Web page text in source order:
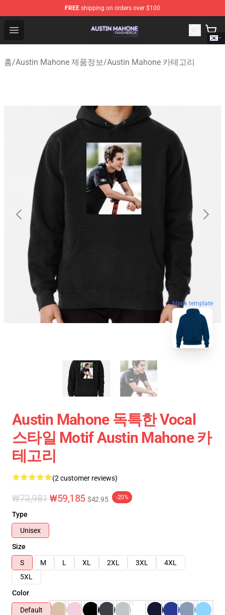
FREE shipping on orders over $100
Open menu
Austin Mahone Shop - Official Austin Mahone
홈/Austin Mahone 제품정보/Austin Mahone 카테고리
blank template
Austin Mahone 독특한 Vocal
스타일 Motif Austin Mahone 카
테고리
(2 customer reviews)
₩73,981 ₩59,185 $42.95 -20%
Type
Unisex
Size
S
M L XL 2XL 3XL
4XL
5XL
Color
Default